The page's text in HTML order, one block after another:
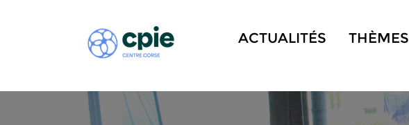
ACTUALITÉS THÈMES